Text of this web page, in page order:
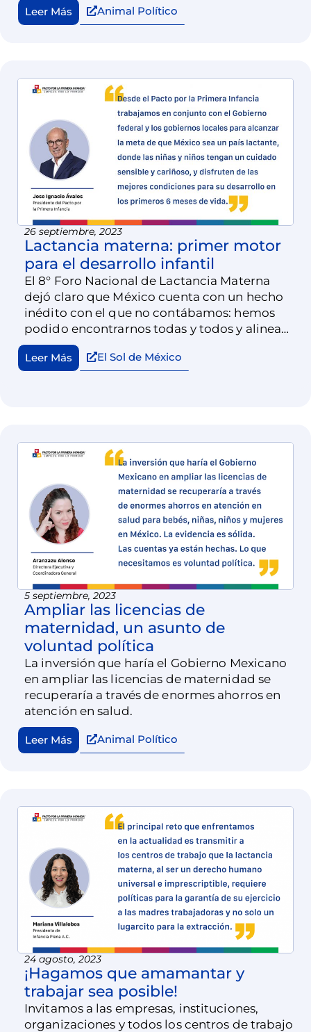
recursos que reciben niñas y niños menores
Leer Más Animal Político
26 septiembre, 2023
Lactancia materna: primer motor
para el desarrollo infantil
El 8° Foro Nacional de Lactancia Materna
dejó claro que México cuenta con un hecho
inédito con el que no contábamos: hemos
podido encontrarnos todas y todos y alinear
nuestros retos y visiones sobre la
importancia de dotar al país de una
Leer Más El Sol de México
5 septiembre, 2023
Ampliar las licencias de
maternidad, un asunto de
voluntad política
La inversión que haría el Gobierno Mexicano
en ampliar las licencias de maternidad se
recuperaría a través de enormes ahorros en
atención en salud.
Leer Más Animal Político
24 agosto, 2023
¡Hagamos que amamantar y
trabajar sea posible!
Invitamos a las empresas, instituciones,
organizaciones y todos los centros de trabajo